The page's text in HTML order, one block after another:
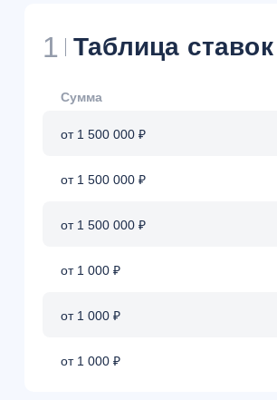
1 Таблица ставок
Сумма
от 1 500 000 ₽
от 1 500 000 ₽
от 1 500 000 ₽
от 1 000 ₽
от 1 000 ₽
от 1 000 ₽